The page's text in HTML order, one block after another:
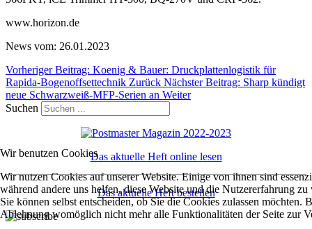
www.horizon.de
News vom: 26.01.2023
Vorheriger Beitrag: Koenig & Bauer: Druckplattenlogistik für
Rapida-Bogenoffsettechnik Zurück Nächster Beitrag: Sharp kündigt
neue Schwarzweiß-MFP-Serien an Weiter
Suchen
Das aktuelle Heft online lesen
Das aktuelle Heft bestellen
Wir benutzen Cookies
Wir nutzen Cookies auf unserer Website. Einige von ihnen sind
während andere uns helfen, diese Website und die Nutzererfahrung
Sie können selbst entscheiden, ob Sie die Cookies zulassen möchten.
Ablehnung womöglich nicht mehr alle Funktionalitäten der Seite zur